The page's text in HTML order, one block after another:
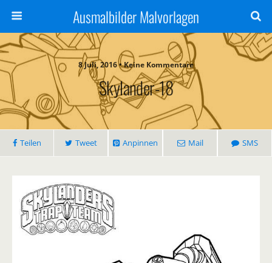
Ausmalbilder Malvorlagen
8 Juli, 2016 • Keine Kommentare
Skylander-18
Teilen Tweet Anpinnen Mail SMS